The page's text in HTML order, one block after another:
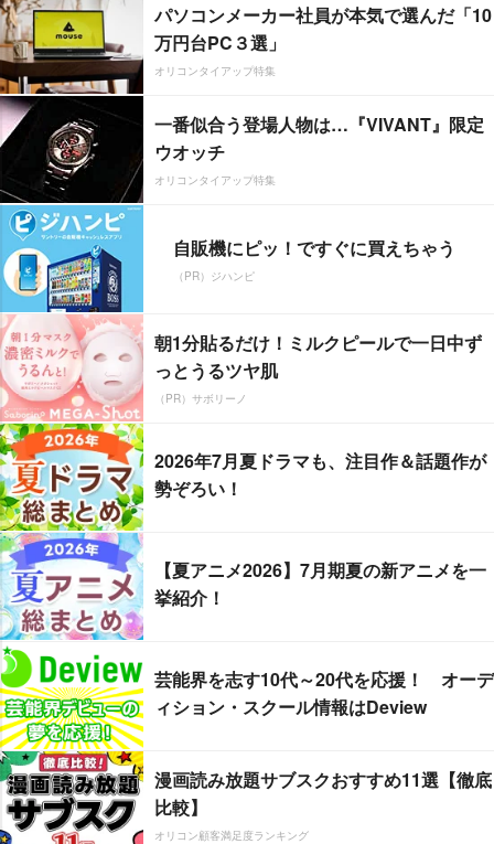
パソコンメーカー社員が本気で選んだ「10
万円台PC３選」
オリコンタイアップ特集
一番似合う登場人物は…『VIVANT』限定
ウオッチ
オリコンタイアップ特集
自販機にピッ！ですぐに買えちゃう
（PR）ジハンピ
朝1分貼るだけ！ミルクピールで一日中ず
っとうるツヤ肌
（PR）サボリーノ
2026年7月夏ドラマも、注目作＆話題作が
勢ぞろい！
【夏アニメ2026】7月期夏の新アニメを一
挙紹介！
芸能界を志す10代～20代を応援！ オーデ
ィション・スクール情報はDeview
漫画読み放題サブスクおすすめ11選【徹底
比較】
オリコン顧客満足度ランキング